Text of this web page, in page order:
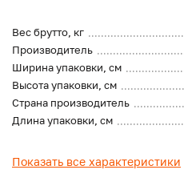
Вес брутто, кг
Производитель
Ширина упаковки, см
Высота упаковки, см
Страна производитель
Длина упаковки, см
Показать все характеристики